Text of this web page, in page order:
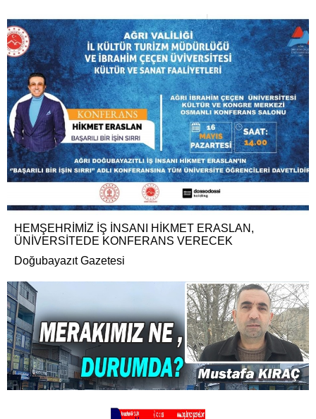
HEMŞEHRİMİZ İŞ İNSANI HİKMET ERASLAN,
ÜNİVERSİTEDE KONFERANS VERECEK
Doğubayazıt Gazetesi